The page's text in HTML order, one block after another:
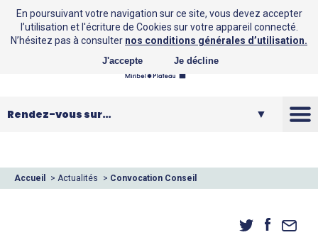
Vos loisirs
Accueil > Actualités > Convocation Conseil
En poursuivant votre navigation sur ce site, vous devez accepter
l’utilisation et l'écriture de Cookies sur votre appareil connecté.
N’hésitez pas à consulter nos conditions générales d’utilisation.
J'accepte Je décline